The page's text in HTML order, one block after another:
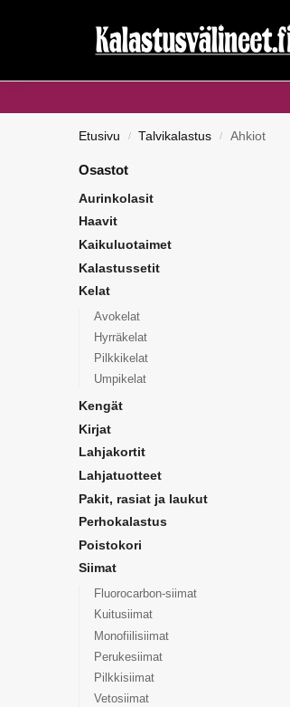
Etusivu / Talvikalastus / Ahkiot
Osastot
Aurinkolasit
Haavit
Kaikuluotaimet
Kalastussetit
Kelat
Avokelat
Hyrräkelat
Pilkkikelat
Umpikelat
Kengät
Kirjat
Lahjakortit
Lahjatuotteet
Pakit, rasiat ja laukut
Perhokalastus
Poistokori
Siimat
Fluorocarbon-siimat
Kuitusiimat
Monofiilisiimat
Perukesiimat
Pilkkisiimat
Vetosiimat